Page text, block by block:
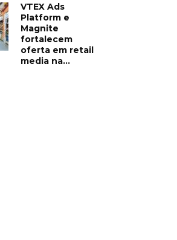
VTEX Ads
Platform e
Magnite
fortalecem
oferta em retail
media na...